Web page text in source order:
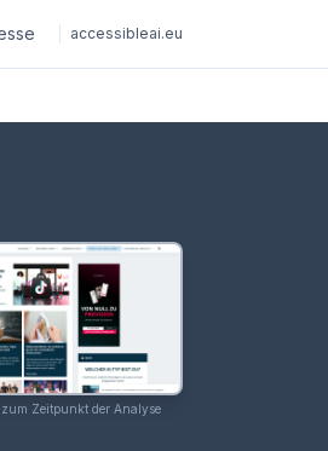
accessibleai.eu
Zeitpunkt der Analyse